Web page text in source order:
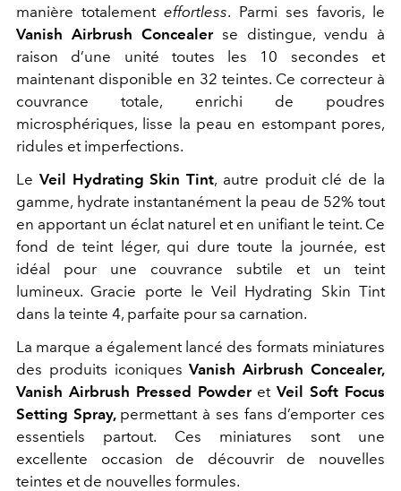
manière totalementeffortless. Parmi ses favoris, le
Vanish Airbrush Concealerse distingue, vendu à
raison d’une unité toutes les 10 secondes et
maintenant disponible en 32 teintes. Ce correcteur à
couvrance totale, enrichi de poudres
microsphériques, lisse la peau en estompant pores,
ridules et imperfections.
Le Veil Hydrating Skin Tint, autre produit clé de la
gamme, hydrate instantanément la peau de 52% tout
en apportant un éclat naturel et en unifiant le teint. Ce
fond de teint léger, qui dure toute la journée, est
idéal pour une couvrance subtile et un teint
lumineux. Gracie porte le Veil Hydrating Skin Tint
dans la teinte 4, parfaite pour sa carnation.
La marque a également lancé des formats miniatures
des produits iconiquesVanish Airbrush Concealer,
Vanish Airbrush Pressed Powder etVeil Soft Focus
Setting Spray, permettant à ses fans d’emporter ces
essentiels partout. Ces miniatures sont une
excellente occasion de découvrir de nouvelles
teintes et de nouvelles formules.